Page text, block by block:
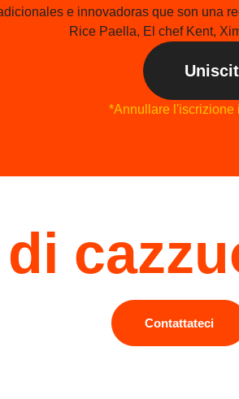
e innovadoras que son una
Rice Paella, El chef Kent,
*Annullare l'iscrizione
di
Contattateci